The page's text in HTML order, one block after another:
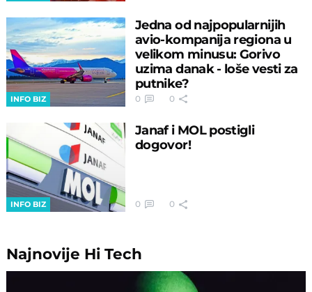
INFO BIZ
Jedna od najpopularnijih
avio-kompanija regiona u
velikom minusu: Gorivo
uzima danak - loše vesti za
putnike?
0 0
INFO BIZ
Janaf i MOL postigli
dogovor!
0 0
Najnovije Hi Tech